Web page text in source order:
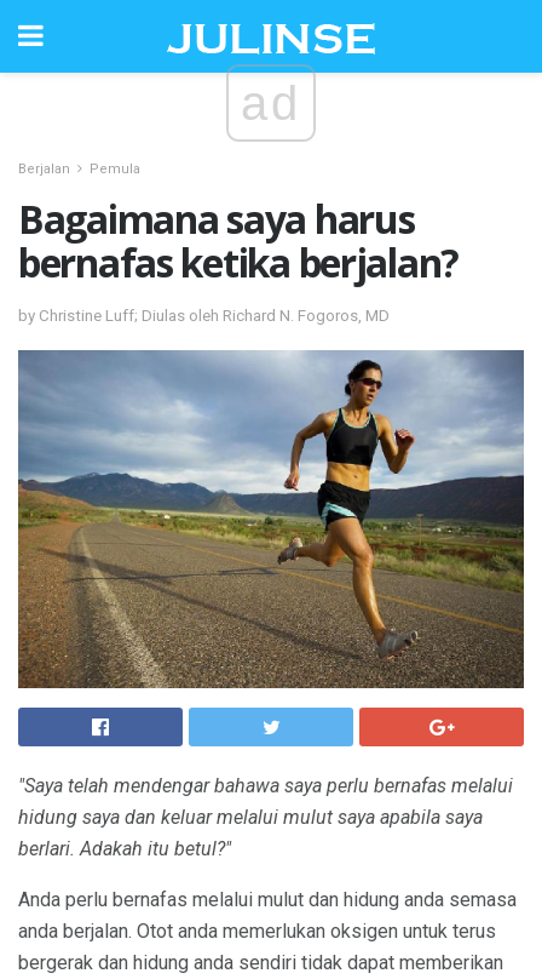
ad
Berjalan Pemula
Bagaimana saya harus
bernafas ketika berjalan?
by Christine Luff; Diulas oleh Richard N. Fogoros, MD
"Saya telah mendengar bahawa saya perlu bernafas melalui
hidung saya dan keluar melalui mulut saya apabila saya
berlari. Adakah itu betul?"
Anda perlu bernafas melalui mulut dan hidung anda semasa
anda berjalan. Otot anda memerlukan oksigen untuk terus
bergerak dan hidung anda sendiri tidak dapat memberikan